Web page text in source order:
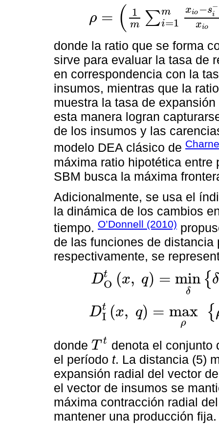
ρ = ( 1
m ∑m
i=1
xio −s−
i
xio
ρ= m∑i 1m xio-s xio s ∑ 1s ro+sr+yro-
donde la ratio que se forma
sirve para evaluar la tasa de
en correspondencia con la
insumos, mientras que la
muestra la tasa de
esta manera logran
de los insumos y las
modelo DEA clásico de
máxima ratio hipotética
SBM busca la máxima
Adicionalmente, se usa el
la dinámica de los cambios
tiempo. O’Donnell (2010)
de las funciones de
respectivamente, se
Dt
O (x, q) = min
δ
{ δ
DOt x, q =minδδ 0:x , δ∈T ,
Dt
I (x, q) = max
ρ
{
DItx , q = maxρ ρ>0 :x ,q∈ Tt,
donde T t
Tt
denota el conjunto
el período t. La distancia (5)
expansión radial del vector
el vector de insumos se
máxima contracción radial
mantener una producción